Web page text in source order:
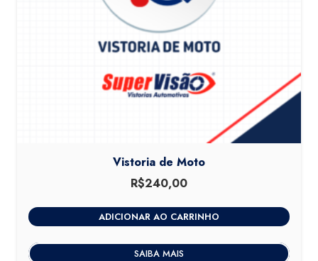
Vistoria de Moto
R$240,00
ADICIONAR AO CARRINHO
SAIBA MAIS